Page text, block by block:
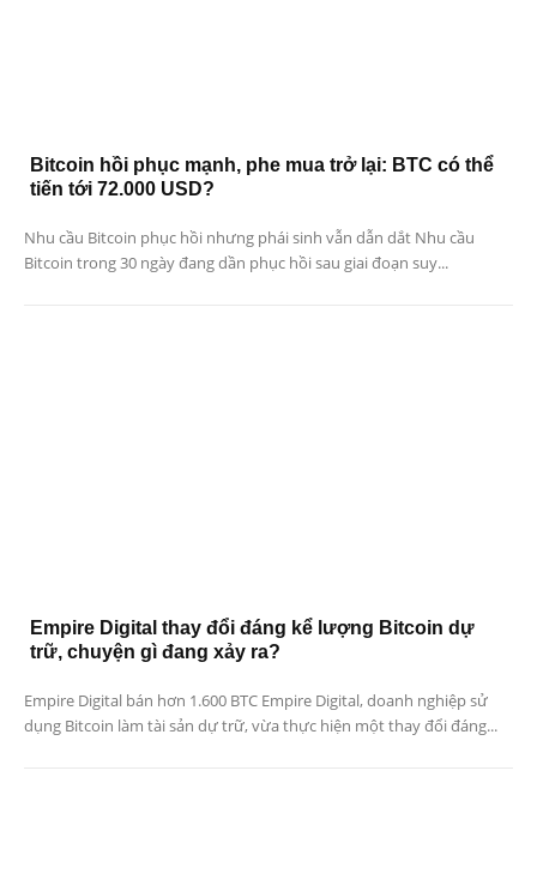
Bitcoin hồi phục mạnh, phe mua trở lại: BTC có thể
tiến tới 72.000 USD?
Nhu cầu Bitcoin phục hồi nhưng phái sinh vẫn dẫn dắt Nhu cầu
Bitcoin trong 30 ngày đang dần phục hồi sau giai đoạn suy...
Empire Digital thay đổi đáng kể lượng Bitcoin dự
trữ, chuyện gì đang xảy ra?
Empire Digital bán hơn 1.600 BTC Empire Digital, doanh nghiệp sử
dụng Bitcoin làm tài sản dự trữ, vừa thực hiện một thay đổi đáng...